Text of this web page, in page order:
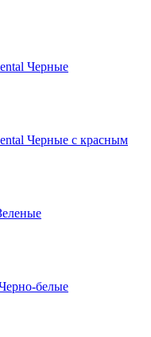
Черные
Черные с красным
белые